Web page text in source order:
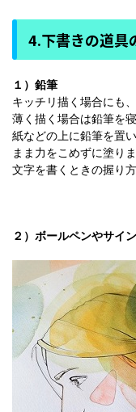
4.下書きの道具
１）鉛筆
キッチリ描く場合にも
薄く描く場合は鉛筆を
紙などの上に鉛筆を置
まま力をこめずに塗りま
文字を書くときの握り
２）ボールペンやサイ